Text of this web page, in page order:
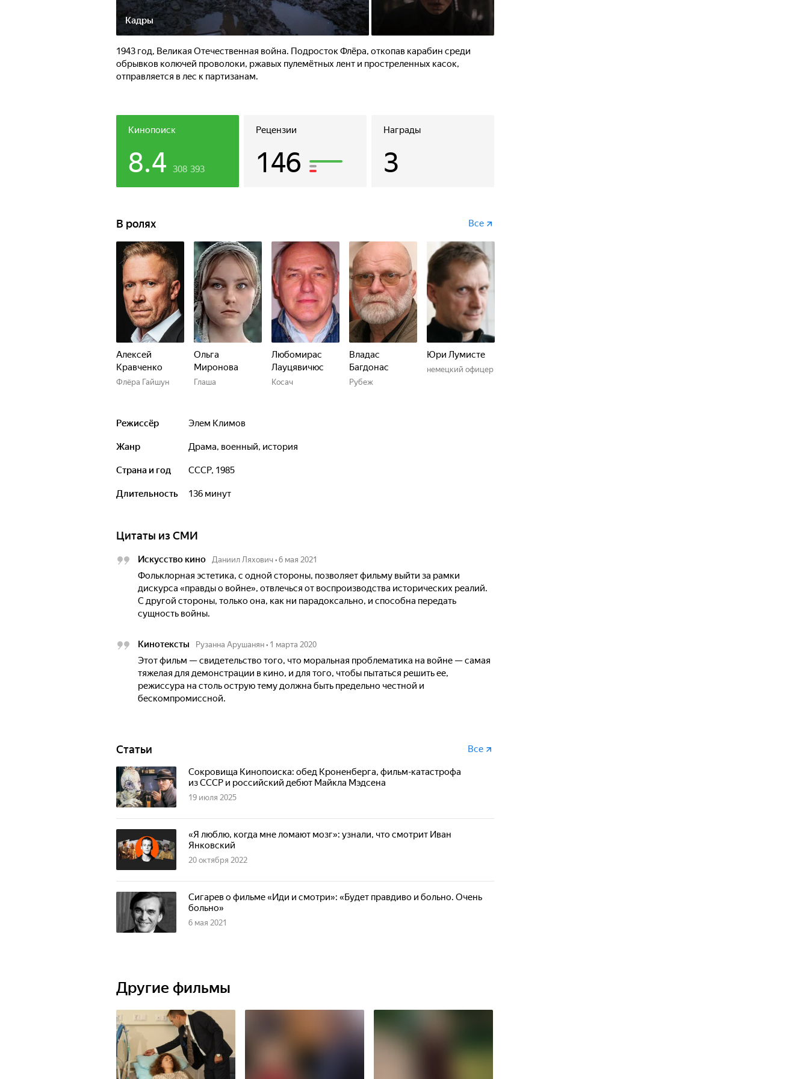
Кадры
1943 год, Великая Отечественная война. Подросток Флёра, откопав карабин среди
обрывков колючей проволоки, ржавых пулемётных лент и простреленных касок,
отправляется в лес к партизанам.
Кинопоиск
8.4 308 393
Рецензии
146
Награды
3
В ролях Все
Алексей
Кравченко
Флёра Гайшун
Ольга
Миронова
Глаша
Любомирас
Лауцявичюс
Косач
Владас
Багдонас
Рубеж
Юри Лумисте
немецкий офицер
Режиссёр Элем Климов
Жанр драма, военный, история
Страна и год СССР, 1985
Длительность 136 минут
Цитаты из СМИ
Искусство кино Даниил Ляхович • 6 мая 2021
Фольклорная эстетика, с одной стороны, позволяет фильму выйти за рамки
дискурса «правды о войне», отвлечься от воспроизводства исторических реалий.
С другой стороны, только она, как ни парадоксально, и способна передать
сущность войны.
Кинотексты Рузанна Арушанян • 1 марта 2020
Этот фильм — свидетельство того, что моральная проблематика на войне — самая
тяжелая для демонстрации в кино, и для того, чтобы пытаться решить ее,
режиссура на столь острую тему должна быть предельно честной и
бескомпромиссной.
Статьи Все
Сокровища Кинопоиска: обед Кроненберга, фильм-катастрофа
из СССР и российский дебют Майкла Мэдсена
19 июля 2025
«Я люблю, когда мне ломают мозг»: узнали, что смотрит Иван
Янковский
20 октября 2022
Сигарев о фильме «Иди и смотри»: «Будет правдиво и больно. Очень
больно»
6 мая 2021
Другие фильмы